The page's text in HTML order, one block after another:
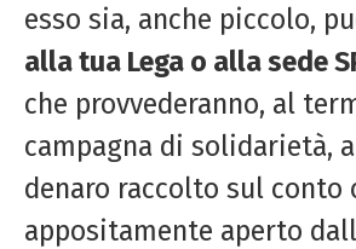
esso sia, anche piccolo,
alla tua Lega o alla sede
che provvederanno, al
campagna di solidarietà,
denaro raccolto sul conto
appositamente aperto